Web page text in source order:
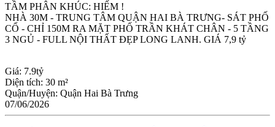
TẦM PHÂN KHÚC: HIẾM !
NHÀ 30M - TRUNG TÂM QUẬN HAI BÀ TRƯNG- SÁT PHỐ
CỔ - CHỈ 150M RA MẶT PHỐ TRẦN KHÁT CHÂN - 5 TẦNG
3 NGỦ - FULL NỘI THẤT ĐẸP LONG LANH. GIÁ 7,9 tỷ
Giá: 7.9tỷ
Diện tích: 30 m²
Quận/Huyện: Quận Hai Bà Trưng
07/06/2026